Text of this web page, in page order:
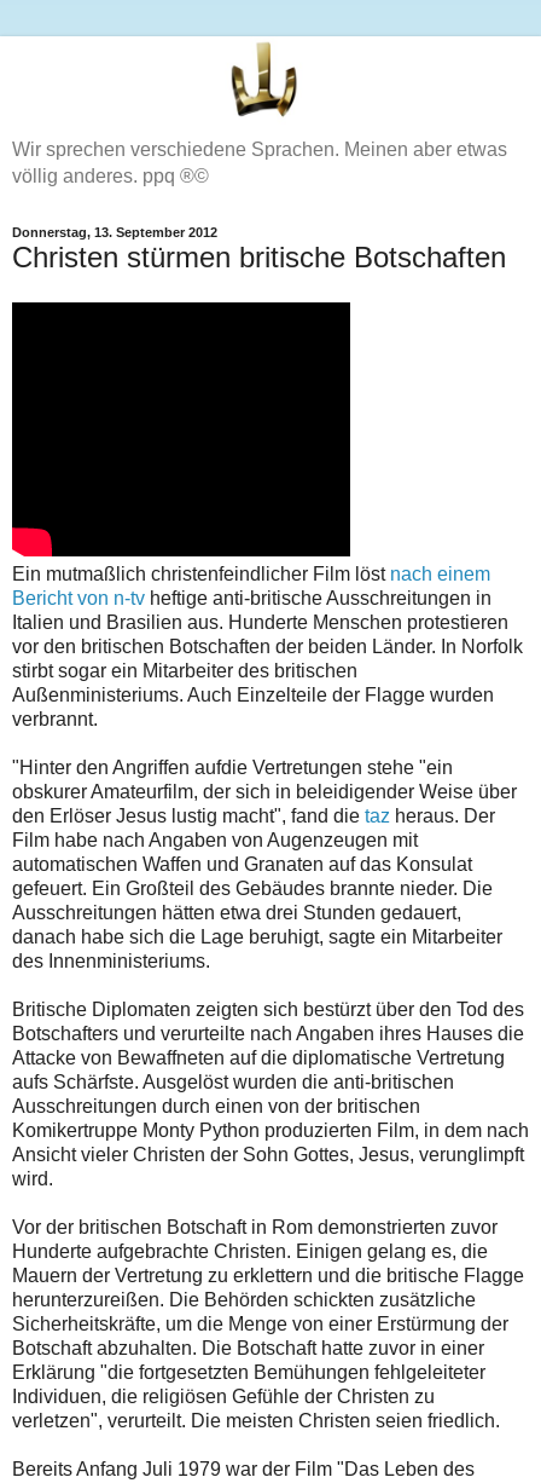
Wir sprechen verschiedene Sprachen. Meinen aber etwas
völlig anderes. ppq ®©
Donnerstag, 13. September 2012
Christen stürmen britische Botschaften
Ein mutmaßlich christenfeindlicher Film löst nach einem
Bericht von n-tv heftige anti-britische Ausschreitungen in
Italien und Brasilien aus. Hunderte Menschen protestieren
vor den britischen Botschaften der beiden Länder. In Norfolk
stirbt sogar ein Mitarbeiter des britischen
Außenministeriums. Auch Einzelteile der Flagge wurden
verbrannt.
"Hinter den Angriffen aufdie Vertretungen stehe "ein
obskurer Amateurfilm, der sich in beleidigender Weise über
den Erlöser Jesus lustig macht", fand die taz heraus. Der
Film habe nach Angaben von Augenzeugen mit
automatischen Waffen und Granaten auf das Konsulat
gefeuert. Ein Großteil des Gebäudes brannte nieder. Die
Ausschreitungen hätten etwa drei Stunden gedauert,
danach habe sich die Lage beruhigt, sagte ein Mitarbeiter
des Innenministeriums.
Britische Diplomaten zeigten sich bestürzt über den Tod des
Botschafters und verurteilte nach Angaben ihres Hauses die
Attacke von Bewaffneten auf die diplomatische Vertretung
aufs Schärfste. Ausgelöst wurden die anti-britischen
Ausschreitungen durch einen von der britischen
Komikertruppe Monty Python produzierten Film, in dem nach
Ansicht vieler Christen der Sohn Gottes, Jesus, verunglimpft
wird.
Vor der britischen Botschaft in Rom demonstrierten zuvor
Hunderte aufgebrachte Christen. Einigen gelang es, die
Mauern der Vertretung zu erklettern und die britische Flagge
herunterzureißen. Die Behörden schickten zusätzliche
Sicherheitskräfte, um die Menge von einer Erstürmung der
Botschaft abzuhalten. Die Botschaft hatte zuvor in einer
Erklärung "die fortgesetzten Bemühungen fehlgeleiteter
Individuen, die religiösen Gefühle der Christen zu
verletzen", verurteilt. Die meisten Christen seien friedlich.
Bereits Anfang Juli 1979 war der Film "Das Leben des